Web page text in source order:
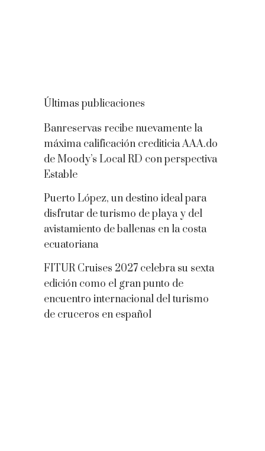
Últimas publicaciones
Banreservas recibe nuevamente la
máxima calificación crediticia AAA.do
de Moody’s Local RD con perspectiva
Estable
Puerto López, un destino ideal para
disfrutar de turismo de playa y del
avistamiento de ballenas en la costa
ecuatoriana
FITUR Cruises 2027 celebra su sexta
edición como el gran punto de
encuentro internacional del turismo
de cruceros en español